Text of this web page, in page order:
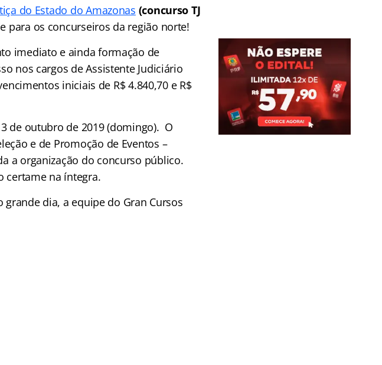
do Estado do Amazonas (concurso TJ
para os concurseiros da região norte!
imediato e ainda formação de
nos cargos de Assistente Judiciário
iniciais de R$ 4.840,70 e R$
de outubro de 2019 (domingo). O
e de Promoção de Eventos –
a organização do concurso público.
certame na íntegra.
dia, a equipe do Gran Cursos